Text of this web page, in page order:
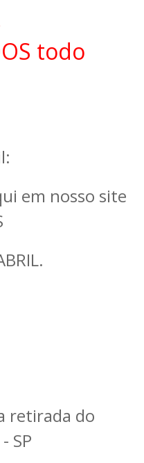
todo
em nosso site
retirada do
SP